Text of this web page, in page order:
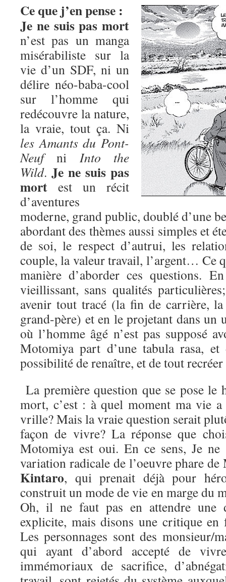
Ce que j’en pense :
Je ne suis pas mort
n’est pas un manga
misérabiliste sur la
vie d’un SDF, ni un
délire néo-baba-cool
sur l’homme qui
redécouvre la nature,
la vraie, tout ça. Ni
les Amants du Pont-
Neufni Into the
Wild. Je ne suis pas
mort est un récit
d’aventures
moderne, grand public, doublé d’une
abordant des thèmes aussi simples et
de soi, le respect d’autrui, les
couple, la valeur travail, l’argent… Ce
manière d’aborder ces questions.
vieillissant, sans qualités
avenir tout tracé (la fin de carrière,
grand-père) et en le projetant dans
où l’homme âgé n’est pas supposé
Motomiya part d’une tabula rasa,
possibilité de renaître, et de tout
La première question que se pose le
mort, c’est : à quel moment ma vie
vrille? Mais la vraie question serait
façon de vivre? La réponse que
Motomiya est oui. En ce sens, Je
variation radicale de l’oeuvre phare
Kintaro, qui prenait déjà pour
construit un mode de vie en marge du
Oh, il ne faut pas en attendre une
explicite, mais disons une critique
Les personnages sont des monsieur/
qui ayant d’abord accepté de
immémoriaux de sacrifice,